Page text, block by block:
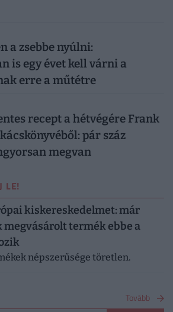
a zsebbe nyúlni:
is egy évet kell várni a
erre a műtétre
recept a hétvégére Frank
pár száz
megvan
LE!
kiskereskedelmet: már
termék ebbe a
népszerűsége töretlen.
Tovább